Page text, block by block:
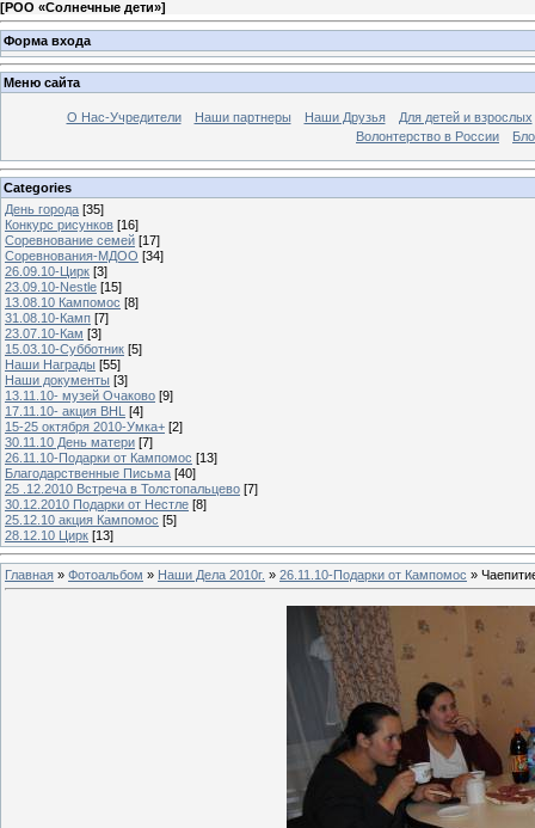
[РОО «Солнечные дети»]
Форма входа
Меню сайта
О Нас-Учредители Наши партнеры Наши Друзья
Для детей и взрослых
Волонтерство в России
Categories
День города [35]
Конкурс рисунков [16]
Соревнование семей [17]
Соревнования-МДОО [34]
26.09.10-Цирк [3]
23.09.10-Nestle [15]
13.08.10 Кампомос [8]
31.08.10-Камп [7]
23.07.10-Кам [3]
15.03.10-Субботник [5]
Наши Награды [55]
Наши документы [3]
13.11.10- музей Очаково [9]
17.11.10- акция BHL [4]
15-25 октября 2010-Умка+ [2]
30.11.10 День матери [7]
26.11.10-Подарки от Кампомос [13]
Благодарственные Письма [40]
25 .12.2010 Встреча в Толстопальцево [7]
30.12.2010 Подарки от Нестле [8]
25.12.10 акция Кампомос [5]
28.12.10 Цирк [13]
Главная » Фотоальбом » Наши Дела 2010г. » 26.11.10-Подарки от Кампомос »